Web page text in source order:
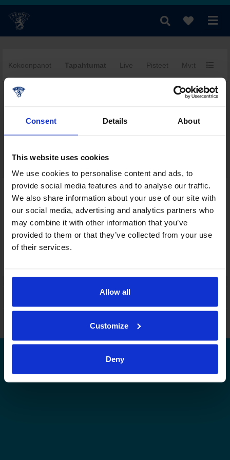
Consent Details About
This website uses cookies
We use cookies to personalise content and ads, to
provide social media features and to analyse our traffic.
We also share information about your use of our site with
our social media, advertising and analytics partners who
may combine it with other information that you’ve
provided to them or that they’ve collected from your use
of their services.
Allow all
Customize
Deny
Kokoonpanot Tapahtumat Live Pisteet Mv:t
Päivän muut ottelut tässä sarjassa
Sarjataulukko
Joukkuekortit
Tämä sarja tulospalvelussa
Finhockey.fi
Suomen Jääkiekkoliitto | Kaikki oikeudet pidätetään |